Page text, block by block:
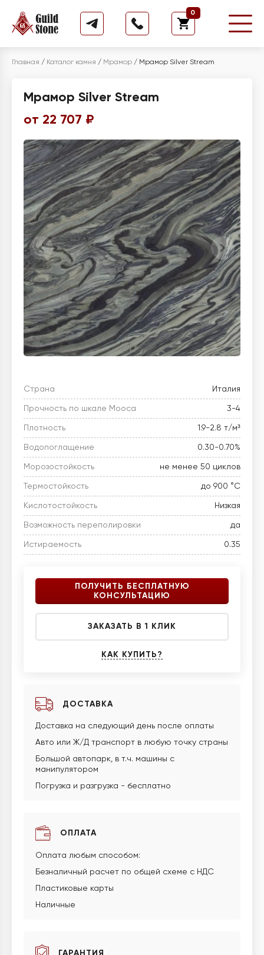
0
Главная / Каталог камня / Мрамор / Мрамор Silver Stream
Мрамор Silver Stream
от 22 707 ₽
Страна Италия
Прочность по шкале Мооса 3-4
Плотность 1.9-2.8 т/м³
Водопоглащение 0.30-0.70%
Морозостойкость не менее 50 циклов
Термостойкость до 900 °C
Кислотостойкость Низкая
Возможность переполировки да
Истираемость 0.35
ПОЛУЧИТЬ БЕСПЛАТНУЮ
КОНСУЛЬТАЦИЮ
ЗАКАЗАТЬ В 1 КЛИК
КАК КУПИТЬ?
ДОСТАВКА
Доставка на следующий день после оплаты
Авто или Ж/Д транспорт в любую точку страны
Большой автопарк, в т.ч. машины с
манипулятором
Погрузка и разгрузка - бесплатно
ОПЛАТА
Оплата любым способом:
Безналичный расчет по общей схеме с НДС
Пластиковые карты
Наличные
ГАРАНТИЯ